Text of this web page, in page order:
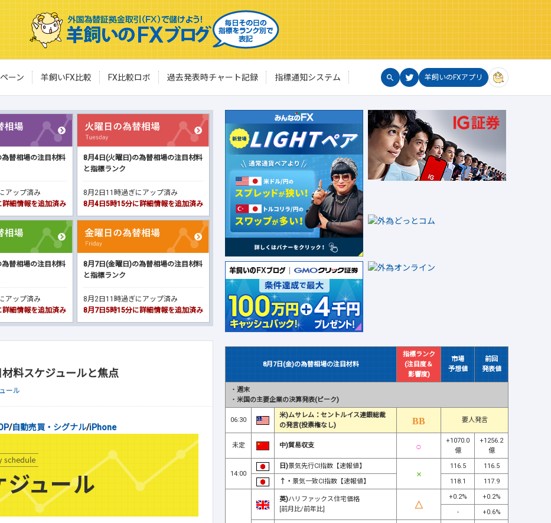
ーン 羊飼いFX比較 FX比較ロボ 過去発表時チャート記録 指標通知システム 羊飼いのFXアプリ
替相場の注目材料
アップ済み
細情報を追加済み
8月4日(火曜日)の為替相場の注目材料
と指標ランク
8月2日11時過ぎにアップ済み
8月4日5時15分に詳細情報を追加済み
替相場の注目材料
アップ済み
細情報を追加済み
8月7日(金曜日)の為替相場の注目材料
と指標ランク
8月2日11時過ぎにアップ済み
8月7日5時15分に詳細情報を追加済み
料スケジュールと焦点
ール
/自動売買・シグナル/iPhone
8月7日(金)の為替相場の注目材料
指標ランク
(注目度＆
影響度)
市場
予想値
前回
発表値
・ 週末
・ 米国の主要企業の決算発表(ピーク)
06:30
米)ムサレム：セントルイス連銀総裁
の発言(投票権なし)
要人発言
未定 中)貿易収支
+1070.0
億
+1256.2
億
14:00
日)景気先行CI指数【速報値】 116.5
116.5
↑・ 景気一致CI指数【速報値】 118.1 117.9
英)ハリファックス住宅価格
[前月比/前年比]
+0.2%
+0.2%
-
+0.6%